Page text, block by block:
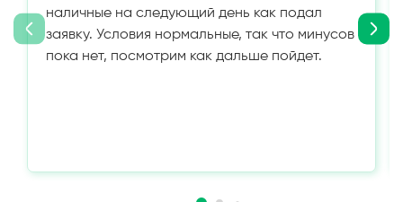
наличные на следующий день как подал
заявку. Условия нормальные, так что минусов
пока нет, посмотрим как дальше пойдет.